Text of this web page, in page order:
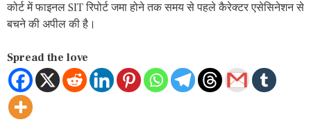
कोर्ट में फाइनल SIT रिपोर्ट जमा होने तक समय से पहले कैरेक्टर एसेसिनेशन से
बचने की अपील की है।
Spread the love